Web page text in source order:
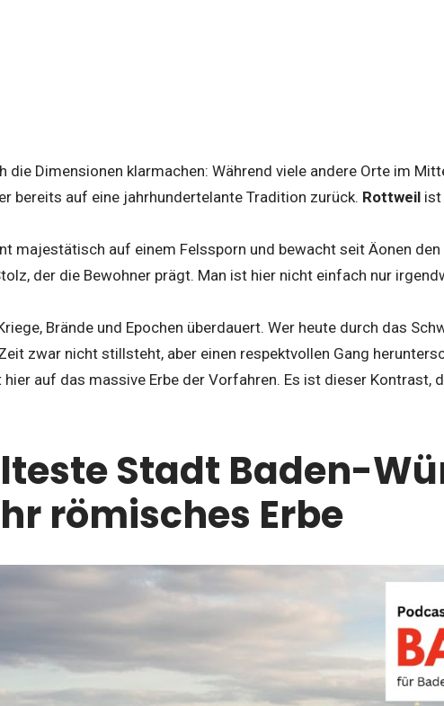
die Dimensionen klarmachen: Während viele andere Orte im
bereits auf eine jahrhundertelante Tradition zurück. Rottweil ist
majestätisch auf einem Felssporn und bewacht seit Äonen
der die Bewohner prägt. Man ist hier nicht einfach nur
Brände und Epochen überdauert. Wer heute durch das
zwar nicht stillsteht, aber einen respektvollen Gang
auf das massive Erbe der Vorfahren. Es ist dieser Kontrast,
Stadt Baden-
römisches Erbe